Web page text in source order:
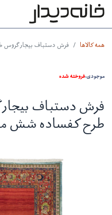
همه کالاها فرش دستباف بیجار
موجودی:فروخته شده
فرش دستباف
طرح کفساده شش